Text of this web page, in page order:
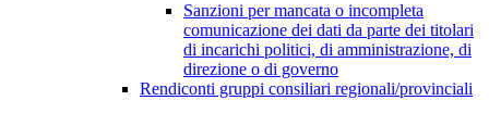
Sanzioni per mancata o incompleta
comunicazione dei dati da parte dei titolari
di incarichi politici, di amministrazione, di
direzione o di governo
Rendiconti gruppi consiliari regionali/provinciali